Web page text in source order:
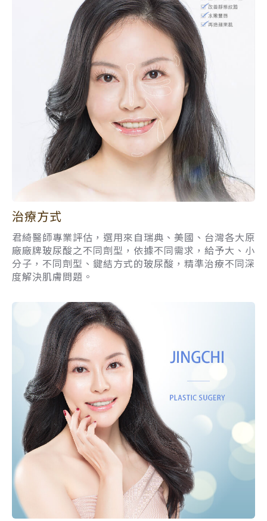
治療方式
君綺醫師專業評估，選用來自瑞典、美國、台灣各大原
廠廠牌玻尿酸之不同劑型，依據不同需求，給予大、小
分子，不同劑型、鍵結方式的玻尿酸，精準治療不同深
度解決肌膚問題。